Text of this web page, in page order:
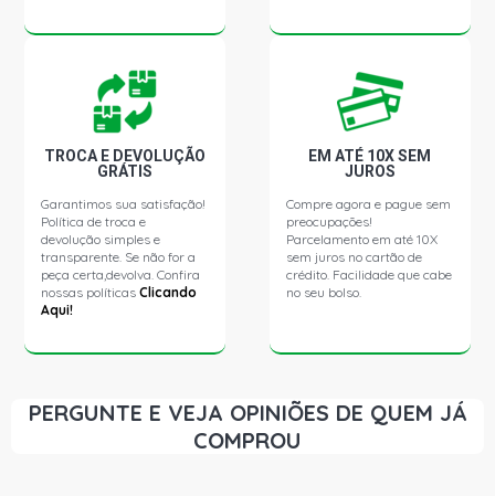
TROCA E DEVOLUÇÃO
GRÁTIS
Garantimos sua satisfação!
Política de troca e
devolução simples e
transparente. Se não for a
peça certa,devolva. Confira
nossas políticasClicando
Aqui!
EM ATÉ 10X SEM
JUROS
Compre agora e pague sem
preocupações!
Parcelamento em até 10X
sem juros no cartão de
crédito. Facilidade que cabe
no seu bolso.
PERGUNTE E VEJA OPINIÕES DE QUEM JÁ
COMPROU